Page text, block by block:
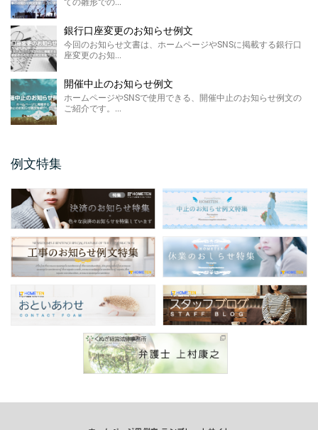
FAX廃止のお知らせ 例 ...
るペーパ ...
メールアドレス変更のお知 ...
保護者説明会のご案内例文のご紹介です。 保
護者説明会のご案内例文は、小学校、中学
校、高校などの学校 ...
仕様変更のお知らせ 例文
仕様変更のお知らせ例文のご紹介です。 会社
やお店、ショップと業種は問わず商品、製品
商品表示変更のお知らせ ...
商品表示変更のお知らせ例文のご紹介です。
商品や製品のパッケージや商品の印刷物、各
...
口座振替のお知らせ 例文
に掲載する口座振替のお知らせ例文のご紹介
銀行口座変更のお知らせ例文
今回のお知らせ文書は、ホームページやSNSに掲載する銀行口
座変更のお知...
開催中止のお知らせ例文
ホームページやSNSで使用できる、開催中止のお知らせ例文の
ご紹介です。...
例文特集